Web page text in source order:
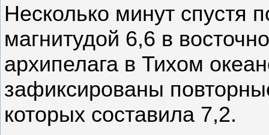
Несколько минут спустя
магнитудой 6,6 в
архипелага в Тихом
зафиксированы
которых составила 7,2.